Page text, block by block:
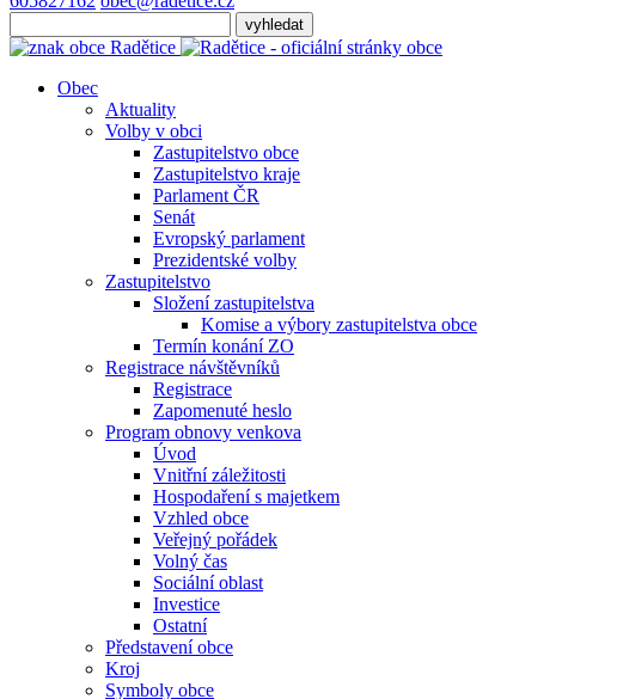
Obec
Aktuality
Volby v obci
Zastupitelstvo obce
Zastupitelstvo kraje
Parlament ČR
Senát
Evropský parlament
Prezidentské volby
Zastupitelstvo
Složení zastupitelstva
Komise a výbory zastupitelstva obce
Termín konání ZO
Registrace návštěvníků
Registrace
Zapomenuté heslo
Program obnovy venkova
Úvod
Vnitřní záležitosti
Hospodaření s majetkem
Vzhled obce
Veřejný pořádek
Volný čas
Sociální oblast
Investice
Ostatní
Představení obce
Kroj
Symboly obce